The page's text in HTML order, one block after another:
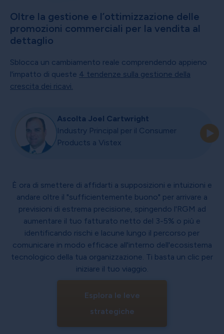
Oltre la gestione e l’ottimizzazione delle
promozioni commerciali per la vendita al
dettaglio
Sblocca un cambiamento reale comprendendo appieno
l'impatto di queste 4 tendenze sulla gestione della
crescita dei ricavi.
Ascolta Joel Cartwright
Industry Principal per il Consumer
Products a Vistex
È ora di smettere di affidarti a supposizioni e intuizioni e
andare oltre il "sufficientemente buono" per arrivare a
previsioni di estrema precisione, spingendo l'RGM ad
aumentare il tuo fatturato netto del 3-5% o più e
identificando rischi e lacune lungo il percorso per
comunicare in modo efficace all'interno dell'ecosistema
tecnologico della tua organizzazione. Ti basta un clic per
iniziare il tuo viaggio.
Esplora le leve
strategiche